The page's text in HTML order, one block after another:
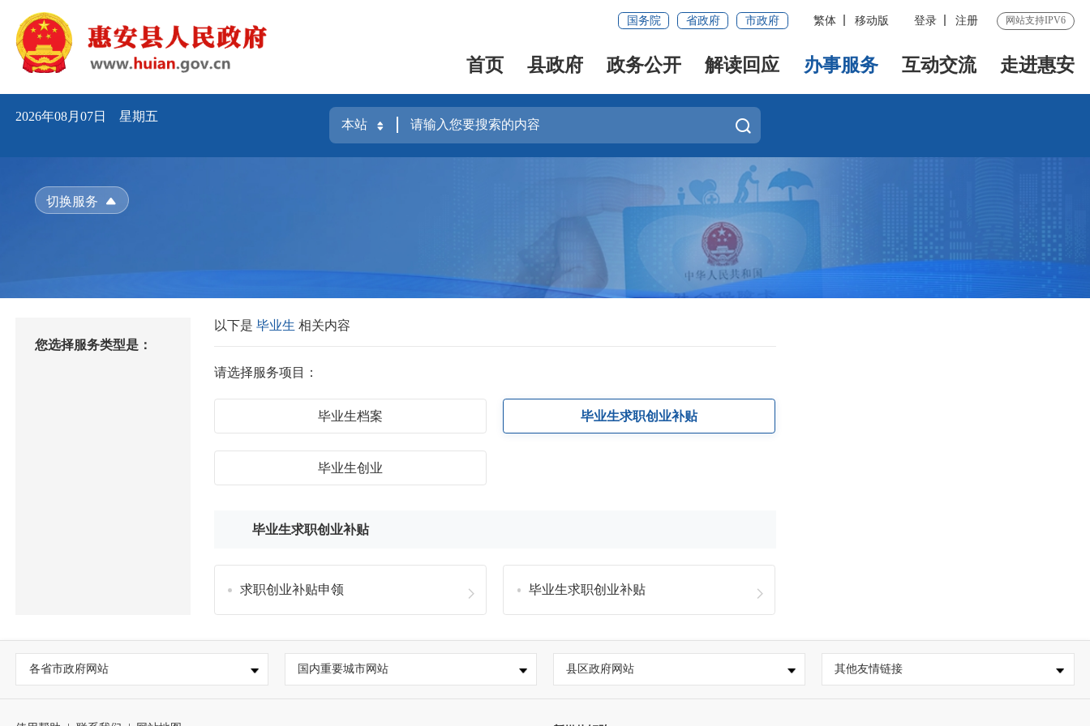
国务院 省政府 市政府 繁体 移动版 登录 注册 网站支持IPV6
首页 县政府 政务公开 解读回应 办事服务 互动交流 走进惠安
2026年08月07日 星期五
切换服务
您选择服务类型是：
以下是毕业生相关内容
请选择服务项目：
毕业生档案 毕业生求职创业补贴
毕业生创业
毕业生求职创业补贴
求职创业补贴申领 毕业生求职创业补贴
各省市政府网站 国内重要城市网站 县区政府网站 其他友情链接